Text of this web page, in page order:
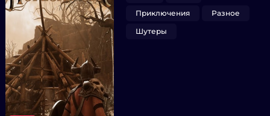
Приключения
Разное
Шутеры